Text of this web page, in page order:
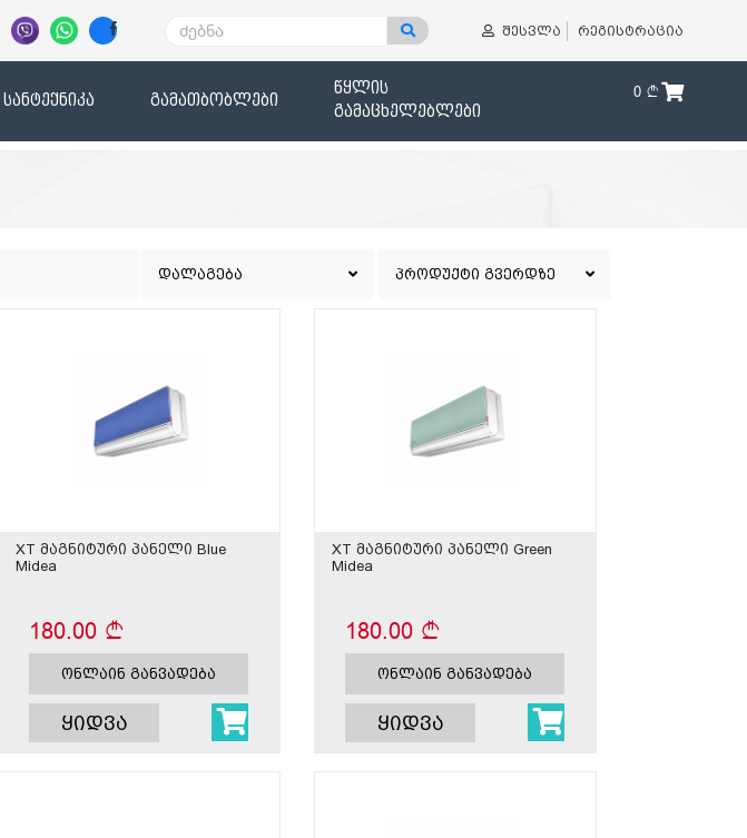
შესვლა რეგისტრაცია
სანტექნიკა გამათბობლები
წყლის
გამაცხელებლები
0
დალაგება პროდუქტი გვერდზე
XT მაგნიტური პანელი Blue
Midea
180.00
ონლაინ განვადება
ყიდვა
XT მაგნიტური პანელი Green
Midea
180.00
ონლაინ განვადება
ყიდვა